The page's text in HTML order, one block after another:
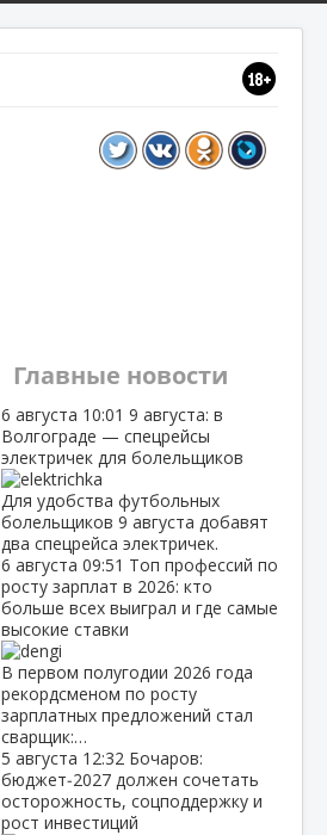
Главные новости
6 августа 10:01 9 августа: в
Волгограде — спецрейсы
электричек для болельщиков
Для удобства футбольных
болельщиков 9 августа добавят
два спецрейса электричек.
6 августа 09:51 Топ профессий по
росту зарплат в 2026: кто
больше всех выиграл и где самые
высокие ставки
В первом полугодии 2026 года
рекордсменом по росту
зарплатных предложений стал
сварщик:…
5 августа 12:32 Бочаров:
бюджет‑2027 должен сочетать
осторожность, соцподдержку и
рост инвестиций